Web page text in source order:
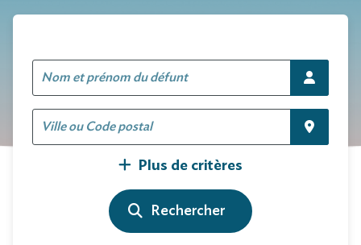
Plus de critères